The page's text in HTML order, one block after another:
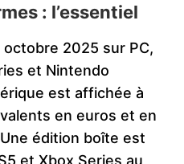
: l’essentiel
2025 sur PC,
et Nintendo
est affichée à
en euros et en
édition boîte est
et Xbox Series au